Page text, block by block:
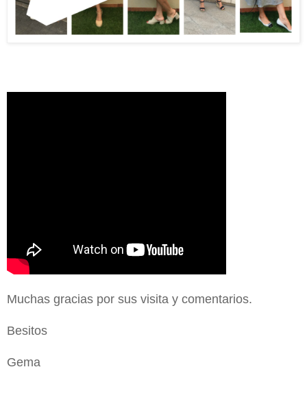
Muchas gracias por sus visita y comentarios.
Besitos
Gema